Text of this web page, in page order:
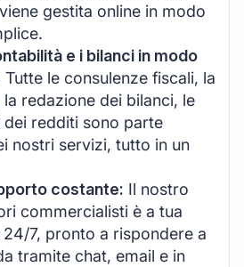
gestita online in modo
e i bilanci in modo
Tutte le consulenze fiscali, la
redazione dei bilanci, le
dei redditi sono parte
nostri servizi, tutto in un
costante: Il nostro
commercialisti è a tua
7, pronto a rispondere a
tramite chat, email e in